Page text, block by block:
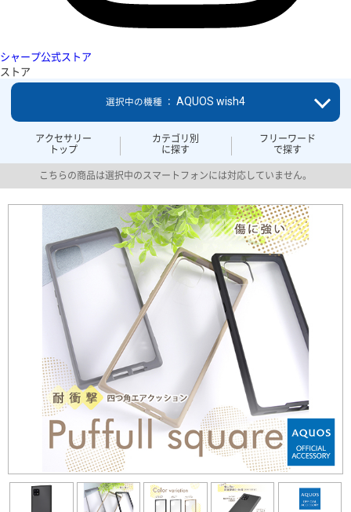
シャープ公式ストア
ストア
アクセサリー
トップ
カテゴリ別
に探す
フリーワード
で探す
選択中の機種 ： AQUOS wish4
こちらの商品は選択中のスマートフォンには対応していません。